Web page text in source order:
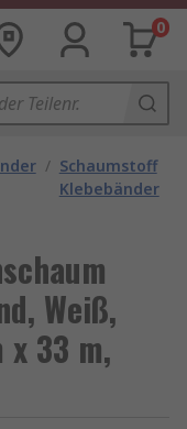
0
/ Schaumstoff
Klebebänder
Weiß,
x 33 m,